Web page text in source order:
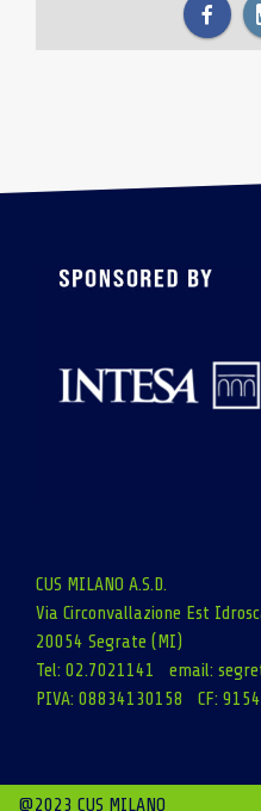
CUS MILANO A.S.D.
Via Circonvallazione Est
20054 Segrate (MI)
Tel: 02.7021141 email:
PIVA: 08834130158 CF:
@2023 CUS MILANO